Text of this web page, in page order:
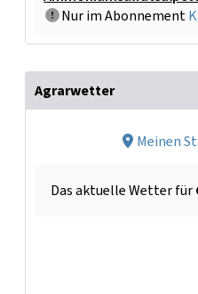
Nur im Abonnement
Agrarwetter
Meinen
Das aktuelle Wetter für